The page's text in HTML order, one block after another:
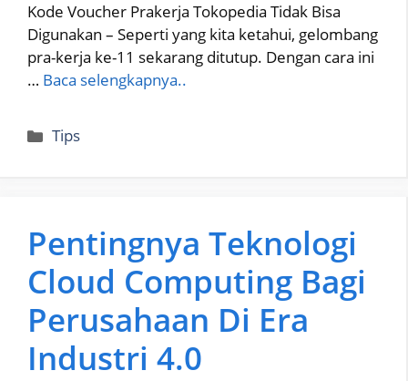
Kode Voucher Prakerja Tokopedia Tidak Bisa
Digunakan – Seperti yang kita ketahui, gelombang
pra-kerja ke-11 sekarang ditutup. Dengan cara ini
… Baca selengkapnya..
Categories
Tips
Pentingnya Teknologi
Cloud Computing Bagi
Perusahaan Di Era
Industri 4.0